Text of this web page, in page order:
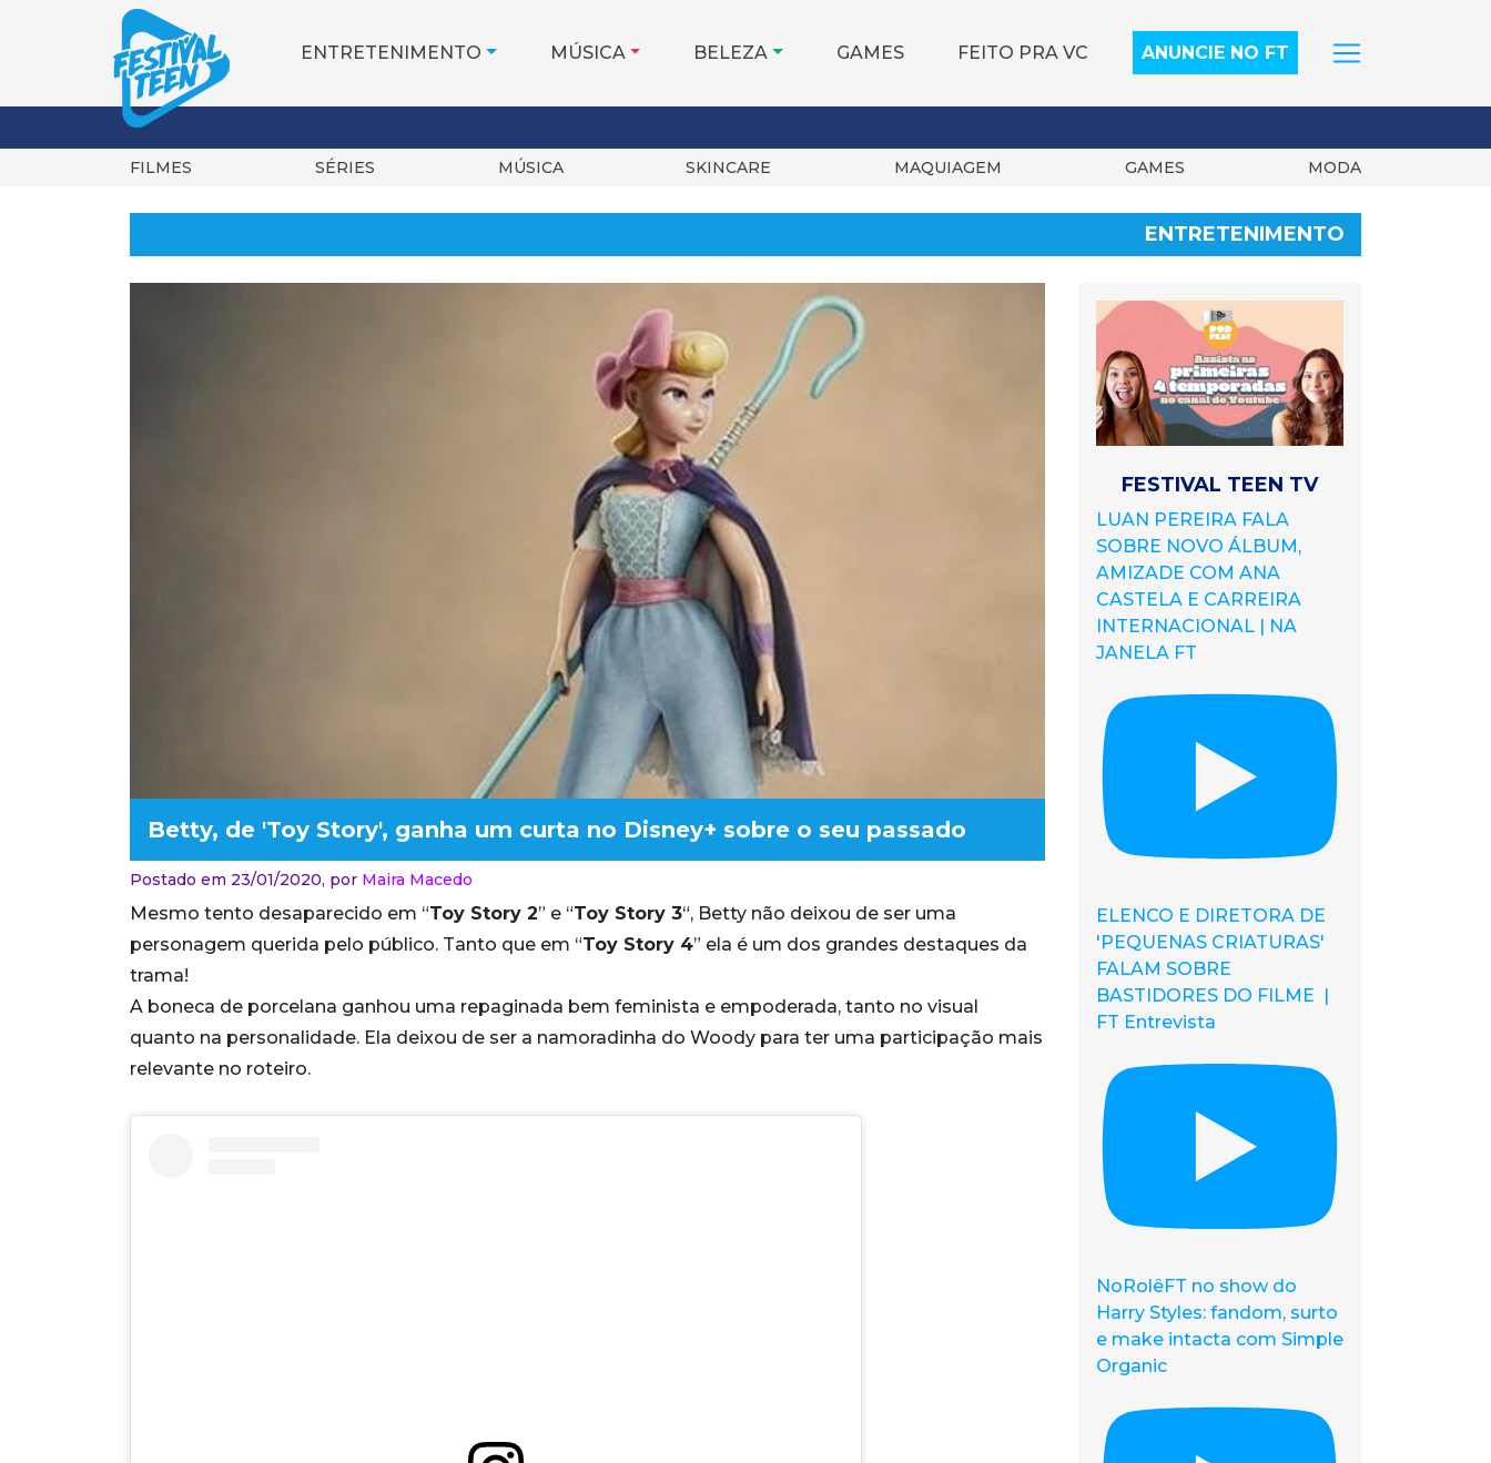
ENTRETENIMENTO MÚSICA BELEZA GAMES FEITO PRA VC ANUNCIE NO FT
FILMES SÉRIES MÚSICA SKINCARE MAQUIAGEM GAMES MODA
ENTRETENIMENTO
Betty, de 'Toy Story', ganha um curta no Disney+ sobre o seu passado
Postado em 23/01/2020, por Maira Macedo
Mesmo tento desaparecido em “Toy Story 2” e “Toy Story 3“, Betty não deixou de ser uma
personagem querida pelo público. Tanto que em “Toy Story 4” ela é um dos grandes destaques da
trama!
A boneca de porcelana ganhou uma repaginada bem feminista e empoderada, tanto no visual
quanto na personalidade. Ela deixou de ser a namoradinha do Woody para ter uma participação mais
relevante no roteiro.
FESTIVAL TEEN TV
LUAN PEREIRA FALA
SOBRE NOVO ÁLBUM,
AMIZADE COM ANA
CASTELA E CARREIRA
INTERNACIONAL | NA
JANELA FT
ELENCO E DIRETORA DE
'PEQUENAS CRIATURAS'
FALAM SOBRE
BASTIDORES DO FILME |
FT Entrevista
NoRolêFT no show do
Harry Styles: fandom, surto
e make intacta com Simple
Organic